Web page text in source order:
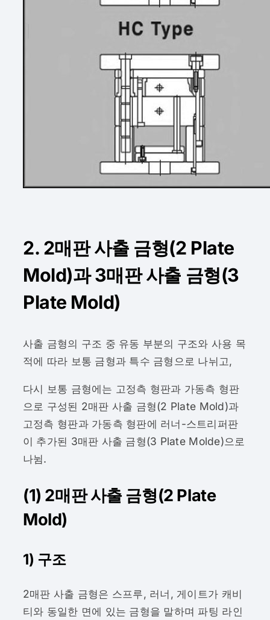
2. 2매판 사출 금형(2 Plate
Mold)과 3매판 사출 금형(3
Plate Mold)
사출 금형의 구조 중 유동 부분의 구조와 사용 목
적에 따라 보통 금형과 특수 금형으로 나뉘고,
다시 보통 금형에는 고정측 형판과 가동측 형판
으로 구성된 2매판 사출 금형(2 Plate Mold)과
고정측 형판과 가동측 형판에 러너-스트리퍼판
이 추가된 3매판 사출 금형(3 Plate Molde)으로
나뉨.
(1) 2매판 사출 금형(2 Plate
Mold)
1) 구조
2매판 사출 금형은 스프루, 러너, 게이트가 캐비
티와 동일한 면에 있는 금형을 말하며 파팅 라인